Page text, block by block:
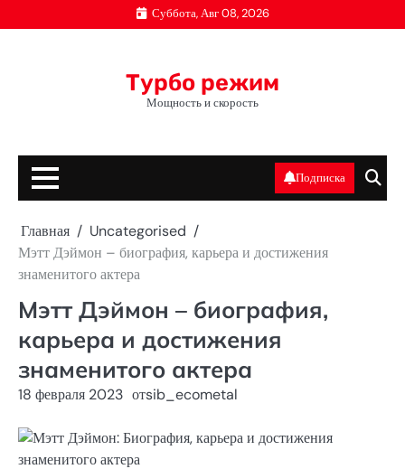
к
Суббота, Авг 08, 2026
Турбо режим
Мощность и скорость
Подписка
Главная
Uncategorised
Мэтт Дэймон – биография, карьера и достижения
знаменитого актера
Мэтт Дэймон – биография,
карьера и достижения
знаменитого актера
18 февраля 2023 отsib_ecometal